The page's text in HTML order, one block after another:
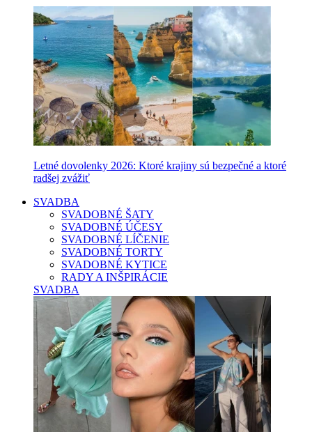
Letné dovolenky 2026: Ktoré krajiny sú bezpečné a ktoré
radšej zvážiť
SVADBA
SVADOBNÉ ŠATY
SVADOBNÉ ÚČESY
SVADOBNÉ LÍČENIE
SVADOBNÉ TORTY
SVADOBNÉ KYTICE
RADY A INŠPIRÁCIE
SVADBA